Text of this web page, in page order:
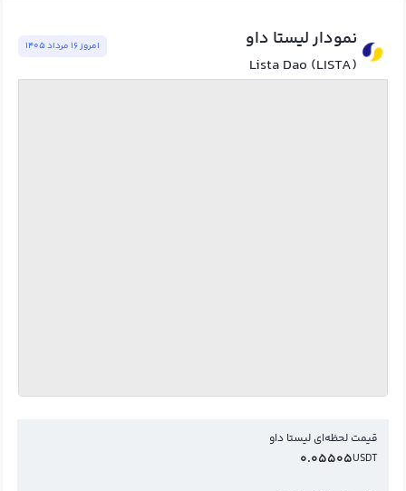
نمودار لیستا داو
Lista Dao (LISTA)
امروز ١٦ مرداد ١٤٠٥
قیمت لحظه‌ای لیستا داو
USDT
0.05505